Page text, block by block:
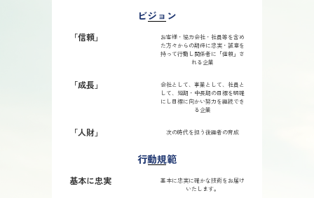
ビジョン
「信頼」
お客様・協力会社・社員等を含め
た方々からの期待に忠実・誠意を
持って行動し関係者に「信頼」さ
れる企業
「成長」
会社として、事業として、社員と
して、短期・中長期の目標を明確
にし目標に向かい努力を継続でき
る企業
「人財」 次の時代を担う後継者の育成
行動規範
基本に忠実
基本に忠実に確かな技術をお届け
いたします。